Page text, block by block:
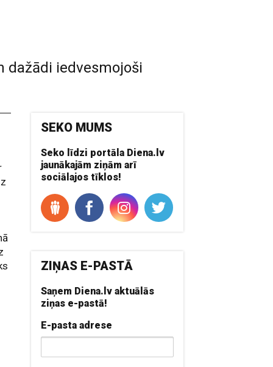
dažādi iedvesmojoši
SEKO MUMS
Seko līdzi portāla Diena.lv
jaunākajām ziņām arī
sociālajos tīklos!
ZIŅAS E-PASTĀ
Saņem Diena.lv aktuālās
ziņas e-pastā!
E-pasta adrese